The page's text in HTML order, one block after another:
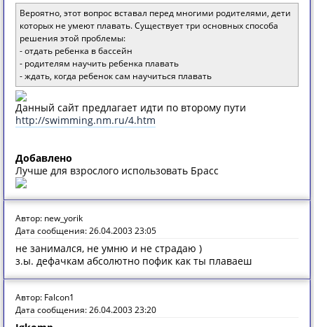
Вероятно, этот вопрос вставал перед многими родителями, дети
которых не умеют плавать. Существует три основных способа
решения этой проблемы:
- отдать ребенка в бассейн
- родителям научить ребенка плавать
- ждать, когда ребенок сам научиться плавать
Данный сайт предлагает идти по второму пути
http://swimming.nm.ru/4.htm
Добавлено
Лучше для взрослого использовать Брасс
Автор: new_yorik
Дата сообщения: 26.04.2003 23:05
не занимался, не умню и не страдаю )
з.ы. дефачкам абсолютно пофик как ты плаваеш
Автор: Falcon1
Дата сообщения: 26.04.2003 23:20